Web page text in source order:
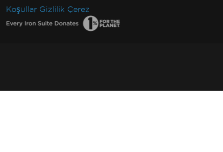
Koşullar Gizlilik Çerez